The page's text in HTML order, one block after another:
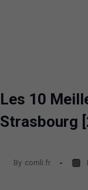
Les 10
Strasbourg
By comli.fr